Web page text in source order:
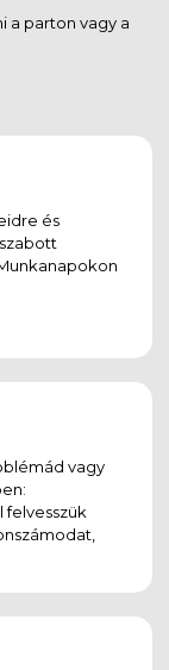
a parton vagy a
és
vagy
felvesszük